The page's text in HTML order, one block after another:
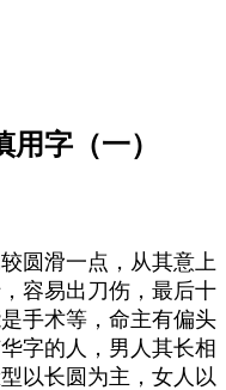
字（一）
圆滑一点，从其意上
容易出刀伤，最后十
手术等，命主有偏头
字的人，男人其长相
以长圆为主，女人以